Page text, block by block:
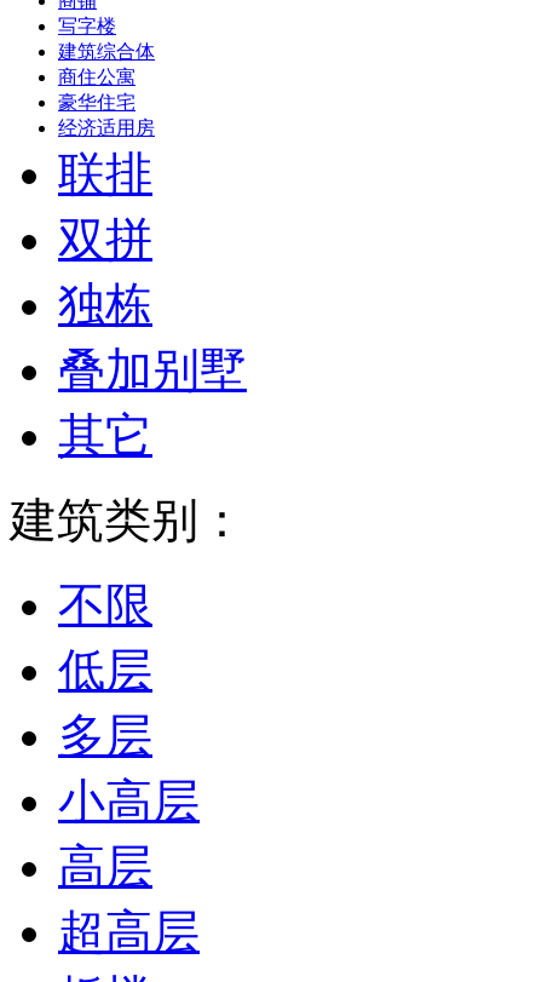
写字楼
建筑综合体
商住公寓
豪华住宅
经济适用房
联排
双拼
独栋
叠加别墅
其它
建筑类别：
不限
低层
多层
小高层
高层
超高层